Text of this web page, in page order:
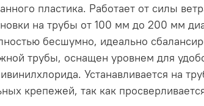
пластика. Работает от силы
на трубы от 100 мм до 200 мм
бесшумно, идеально
трубы, оснащен уровнем для
Устанавливается на
крепежей, так как